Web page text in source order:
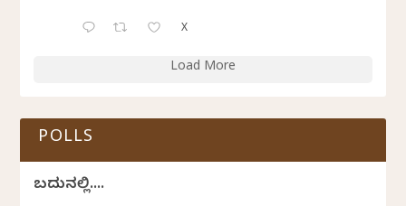
X
Load More
POLLS
ಬದುಕಿನಲ್ಲಿ....